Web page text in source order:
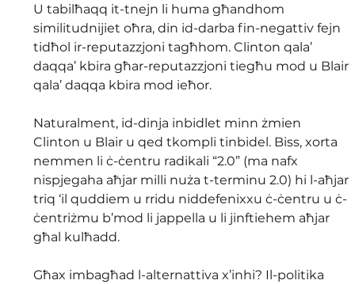
U tabilħaqq it-tnejn li huma għandhom
similitudnijiet oħra, din id-darba fin-negattiv fejn
tidħol ir-reputazzjoni tagħhom. Clinton qala’
daqqa’ kbira għar-reputazzjoni tiegħu mod u Blair
qala’ daqqa kbira mod ieħor.
Naturalment, id-dinja inbidlet minn żmien
Clinton u Blair u qed tkompli tinbidel. Biss, xorta
nemmen li ċ-ċentru radikali “2.0” (ma nafx
nispjegaha aħjar milli nuża t-terminu 2.0) hi l-aħjar
triq ‘il quddiem u rridu niddefenixxu ċ-ċentru u ċ-
ċentriżmu b’mod li jappella u li jinftiehem aħjar
għal kulħadd.
Għax imbagħad l-alternattiva x’inhi? Il-politika